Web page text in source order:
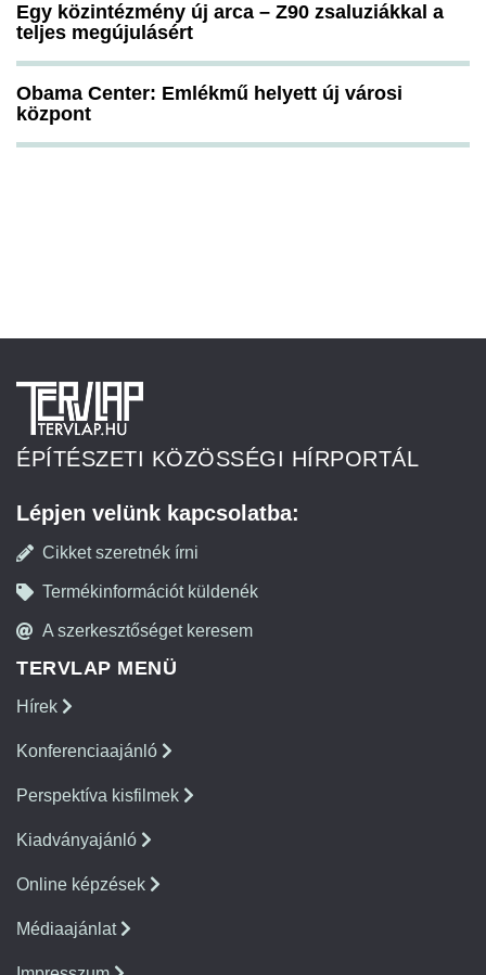
Egy közintézmény új arca – Z90 zsaluziákkal a
teljes megújulásért
Obama Center: Emlékmű helyett új városi
központ
ÉPÍTÉSZETI KÖZÖSSÉGI HÍRPORTÁL
Lépjen velünk kapcsolatba:
Cikket szeretnék írni
Termékinformációt küldenék
A szerkesztőséget keresem
TERVLAP MENÜ
Hírek
Konferenciaajánló
Perspektíva kisfilmek
Kiadványajánló
Online képzések
Médiaajánlat